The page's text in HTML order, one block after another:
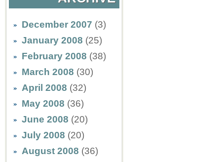
December 2007 (3)
January 2008 (25)
February 2008 (38)
March 2008 (30)
April 2008 (32)
May 2008 (36)
June 2008 (20)
July 2008 (20)
August 2008 (36)